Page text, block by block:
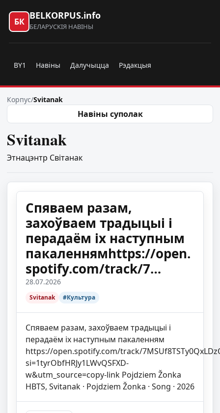
БК
BELKORPUS.info
БЕЛАРУСКІЯ НАВІНЫ
BY1 Навіны Далучыцца Рэдакцыя
Корпус/Svitanak
Навіны суполак
Svitanak
Этнацэнтр Світанак
Спяваем разам,
захоўваем традыцыі і
перадаём іх наступным
пакаленнямhttps://open.
spotify.com/track/7…
28.07.2026
Svitanak #Культура
Спяваем разам, захоўваем традыцыі і
перадаём іх наступным пакаленням
https://open.spotify.com/track/
si=1tyrObfHRJy1LWvQSFXD-
w&utm_source=copy-link Pojdziem Žonka
HBTS, Svitanak · Pojdziem Žonka · Song · 2026